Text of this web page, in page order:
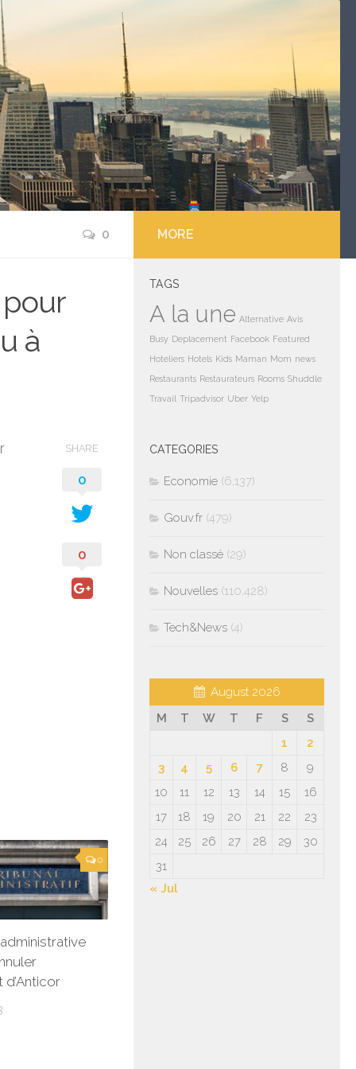
0
à
SHARE
0
0
0
d’Anticor
MORE
TAGS
A la une Alternative Avis
Busy Deplacement Facebook Featured
Hoteliers Hotels Kids Maman Mom news
Restaurants Restaurateurs Rooms Shuddle
Travail Tripadvisor Uber Yelp
CATEGORIES
Economie (6,137)
Gouv.fr (479)
Non classé (29)
Nouvelles (110,428)
Tech&News (4)
August 2026
M
T W T F S
S
1
2
3
4 5 6 7 8
9
10
11 12 13 14 15
16
17
18 19 20 21 22
23
24
25 26 27 28 29
30
31
« Jul